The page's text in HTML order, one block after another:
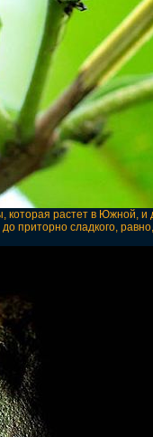
которая растет в Южной,
до приторно сладкого,